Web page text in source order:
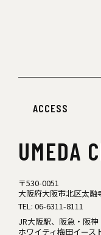
ACCESS
UMEDA
〒530-0051
大阪府大阪市北区太融
TEL: 06-6311-8111
JR大阪駅、阪急・阪
ホワイティ梅田イース